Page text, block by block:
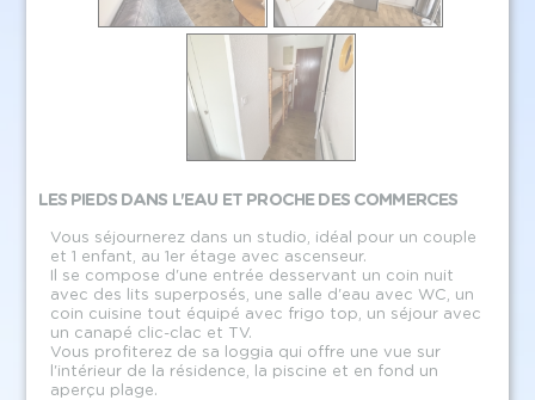
LES PIEDS DANS L'EAU ET PROCHE DES COMMERCES
Vous séjournerez dans un studio, idéal pour un couple
et 1 enfant, au 1er étage avec ascenseur.
Il se compose d'une entrée desservant un coin nuit
avec des lits superposés, une salle d'eau avec WC, un
coin cuisine tout équipé avec frigo top, un séjour avec
un canapé clic-clac et TV.
Vous profiterez de sa loggia qui offre une vue sur
l'intérieur de la résidence, la piscine et en fond un
aperçu plage.